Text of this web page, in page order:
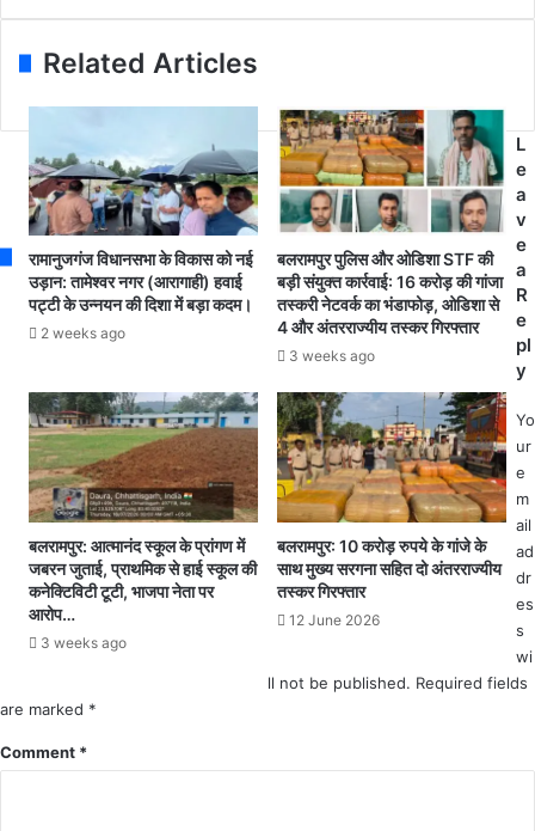
a
के
र्ती
के
लि
आ
मा
क
रा
ले
ज
रि
स
जिं
दा
प्रिं
सि
Related Articles
रामानुजगंज विधानसभा के विकास को नई
उड़ान: तामेश्वर नगर (आरागाही) हवाई
पट्टी के उन्नयन की दिशा में बड़ा कदम।
2 weeks ago
बलरामपुर पुलिस और ओडिशा STF की
बड़ी संयुक्त कार्रवाई: 16 करोड़ की गांजा
तस्करी नेटवर्क का भंडाफोड़, ओडिशा से
4 और अंतरराज्यीय तस्कर गिरफ्तार
3 weeks ago
बलरामपुर: आत्मानंद स्कूल के प्रांगण में
जबरन जुताई, प्राथमिक से हाई स्कूल की
कनेक्टिविटी टूटी, भाजपा नेता पर
आरोप…
3 weeks ago
बलरामपुर: 10 करोड़ रुपये के गांजे के
साथ मुख्य सरगना सहित दो अंतरराज्यीय
तस्कर गिरफ्तार
12 June 2026
L
e
a
v
e
a
R
e
pl
y
Yo
ur
e
m
ail
ad
dr
es
s
wi
ll not be published. Required fields
are marked *
Comment *